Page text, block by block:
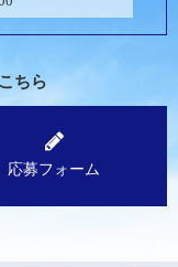
ちら
応募フォーム